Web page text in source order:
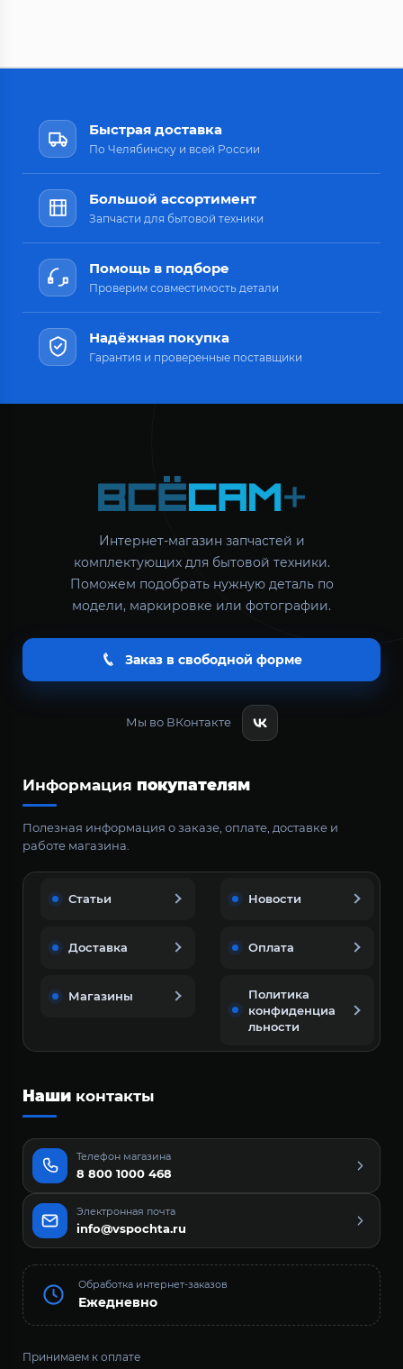
Быстрая доставка
По Челябинску и всей России
Большой ассортимент
Запчасти для бытовой техники
Помощь в подборе
Проверим совместимость детали
Надёжная покупка
Гарантия и проверенные поставщики
Интернет-магазин запчастей и
комплектующих для бытовой техники.
Поможем подобрать нужную деталь по
модели, маркировке или фотографии.
Заказ в свободной форме
Мы во ВКонтакте
Информация покупателям
Полезная информация о заказе, оплате, доставке и
работе магазина.
Статьи Новости
Доставка Оплата
Магазины
Политика
конфиденциа
льности
Наши контакты
Телефон магазина
8 800 1000 468
Электронная почта
info@vspochta.ru
Обработка интернет-заказов
Ежедневно
Принимаем к оплате